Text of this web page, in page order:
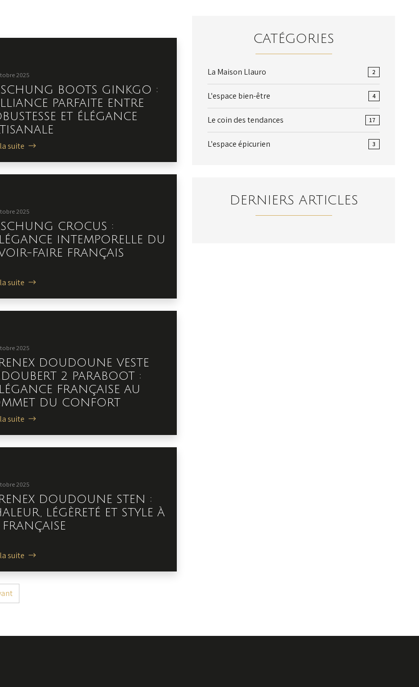
2025
BOOTS GINKGO :
PARFAITE ENTRE
ET ÉLÉGANCE
suite
2025
CROCUS :
INTEMPORELLE DU
FAIRE FRANÇAIS
suite
2025
DOUDOUNE VESTE
2 PARABOOT :
FRANÇAISE AU
DU CONFORT
suite
2025
DOUDOUNE STEN :
LÉGÈRETÉ ET STYLE À
FRANÇAISE
suite
CATÉGORIES
La Maison Llauro 2
L'espace bien-être 4
Le coin des tendances 17
L'espace épicurien 3
DERNIERS ARTICLES